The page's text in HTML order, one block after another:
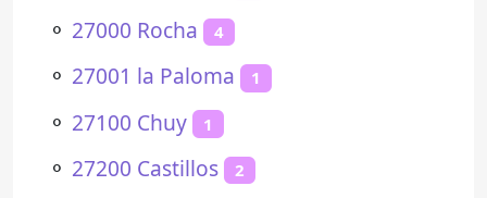
⚬ 27000 Rocha 4
⚬ 27001 la Paloma 1
⚬ 27100 Chuy 1
⚬ 27200 Castillos 2